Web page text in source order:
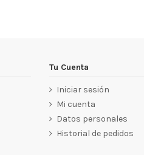
Tu Cuenta
Iniciar sesión
Mi cuenta
Datos personales
Historial de pedidos